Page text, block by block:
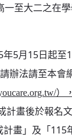
一至大二之在
年5月15日起至
辦法請至本會
），
計畫後於報名
計畫」及「